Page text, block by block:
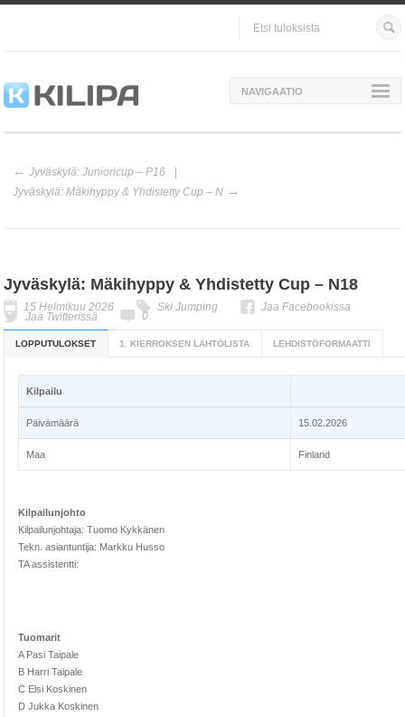
NAVIGAATIO
Jyväskylä: Junioricup – P16
Jyväskylä: Mäkihyppy & Yhdistetty Cup – N
Jyväskylä: Mäkihyppy & Yhdistetty Cup – N18
15 Helmikuu 2026 Ski Jumping Jaa Facebookissa
Jaa Twitterissä 0
LOPPUTULOKSET 1. KIERROKSEN LÄHTÖLISTA LEHDISTÖFORMAATTI
Kilpailu
Päivämäärä 15.02.2026
Maa Finland
Kilpailunjohto
Kilpailunjohtaja: Tuomo Kykkänen
Tekn. asiantuntija: Markku Husso
TA assistentti:
Tuomarit
A Pasi Taipale
B Harri Taipale
C Elsi Koskinen
D Jukka Koskinen